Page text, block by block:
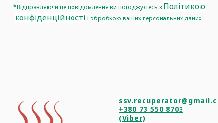
*Відправляючи це повідомлення ви погоджуєтесь з Політикою
конфіденційності і обробкою ваших персональних даних.
+380 73 550 8703
(Viber)